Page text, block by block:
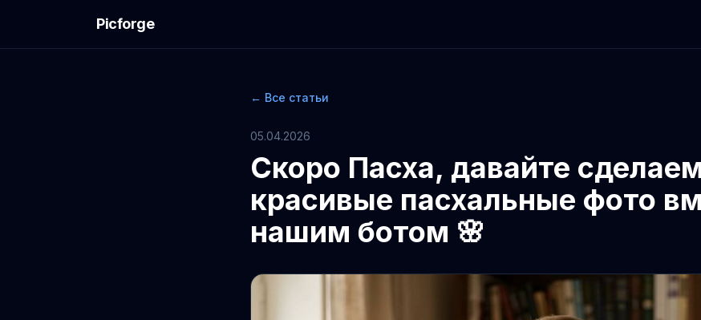
Picforge
← Все статьи
05.04.2026
Скоро Пасха, давайте
красивые пасхальные фото
нашим ботом 🌸